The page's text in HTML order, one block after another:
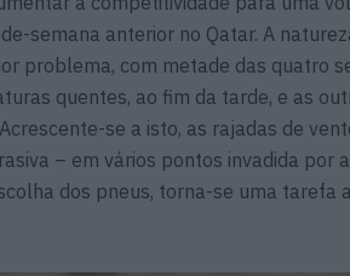
semana anterior no Qatar. A
problema, com metade das quatro
quentes, ao fim da tarde, e as
se a isto, as rajadas de
– em vários pontos invadida por
dos pneus, torna-se uma tarefa